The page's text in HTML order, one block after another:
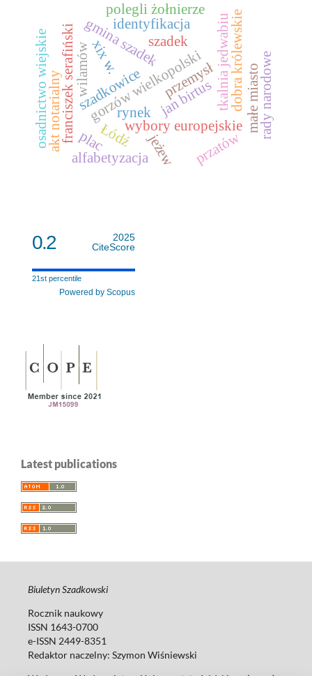
szadek
przemysłtkalnia jedwabiu
gorzów wielkopolski
wybory europejskie
gmina szadek
szadkowice
identyfikacja
polegli żołnierze
jeżew
Łódź
jan birtus
franciszek serafiński
akt notarialny
xix w.
alfabetyzacja
małe miasto
osadnictwo wiejskie dobra królewskie
przatów
rady narodowe
rynek
plac
wilamów
0.2
2025
CiteScore
21st percentile
Powered by Scopus
Latest publications
Biuletyn Szadkowski
Rocznik naukowy
ISSN 1643-0700
e-ISSN 2449-8351
Redaktor naczelny: Szymon Wiśniewski